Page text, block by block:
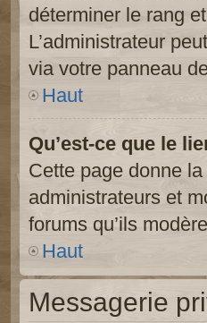
déterminer le rang
L’administrateur
via votre panneau
Haut
Qu’est-ce que le
Cette page donne
administrateurs et
forums qu’ils
Haut
Messagerie